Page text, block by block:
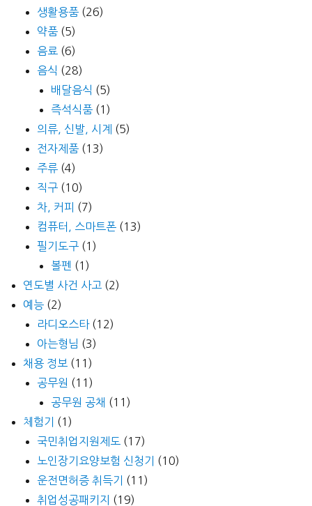
생활용품 (26)
약품 (5)
음료 (6)
음식 (28)
배달음식 (5)
즉석식품 (1)
의류, 신발, 시계 (5)
전자제품 (13)
주류 (4)
직구 (10)
차, 커피 (7)
컴퓨터, 스마트폰 (13)
필기도구 (1)
볼펜 (1)
연도별 사건 사고 (2)
예능 (2)
라디오스타(12)
아는형님 (3)
채용 정보 (11)
공무원 (11)
공무원 공채 (11)
체험기
(1)
국민취업지원제도 (17)
노인장기요양보험 신청기
(10)
운전면허증 취득기
(11)
취업성공패키지
(19)